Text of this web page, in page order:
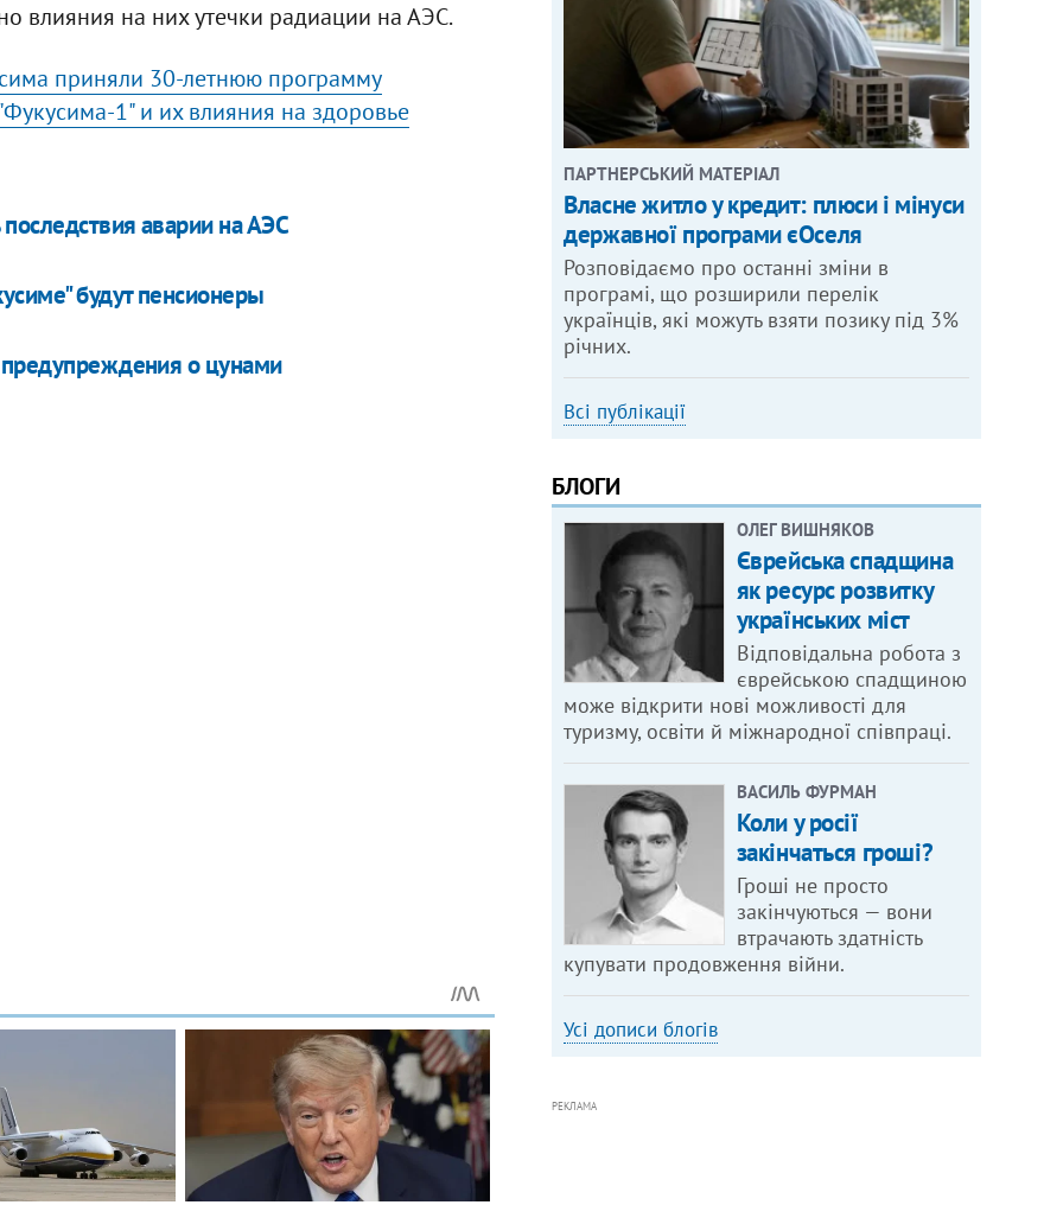
влияния на них утечки радиации на АЭС.
приняли 30-летнюю программу
1" и их влияния на здоровье
аварии на АЭС
будут пенсионеры
о цунами
ПАРТНЕРСЬКИЙ МАТЕРІАЛ
Власне житло у кредит: плюси і мінуси
державної програми єОселя
Розповідаємо про останні зміни в
програмі, що розширили перелік
українців, які можуть взяти позику під 3%
річних.
Всі публікації
БЛОГИ
ОЛЕГ ВИШНЯКОВ
Єврейська спадщина
як ресурс розвитку
українських міст
Відповідальна робота з
єврейською спадщиною
може відкрити нові можливості для
туризму, освіти й міжнародної співпраці.
ВАСИЛЬ ФУРМАН
Коли у росії
закінчаться гроші?
Гроші не просто
закінчуються — вони
втрачають здатність
купувати продовження війни.
Усі дописи блогів
РЕКЛАМА